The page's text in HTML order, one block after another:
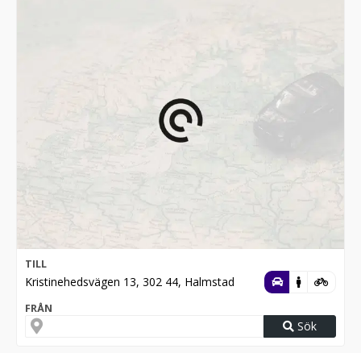
TILL
Kristinehedsvägen 13, 302 44, Halmstad
FRÅN
Sök